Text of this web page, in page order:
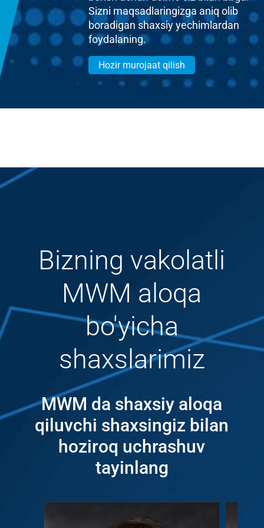
Sizni maqsadlaringizga aniq olib
boradigan shaxsiy yechimlardan
foydalaning.
Hozir murojaat qilish
Bizning vakolatli
MWM aloqa
bo'yicha
shaxslarimiz
MWM da shaxsiy aloqa
qiluvchi shaxsingiz bilan
hoziroq uchrashuv
tayinlang